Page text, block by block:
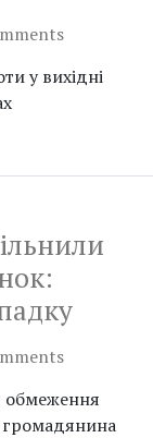
у вихідні
обмеження
громадянина